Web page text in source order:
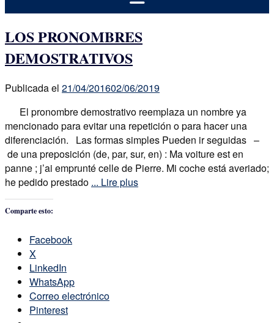
LOS PRONOMBRES
DEMOSTRATIVOS
Publicada el 21/04/201602/06/2019
El pronombre demostrativo reemplaza un nombre ya
mencionado para evitar una repetición o para hacer una
diferenciación. Las formas simples Pueden ir seguidas –
de una preposición (de, par, sur, en) : Ma voiture est en
panne ; j’ai emprunté celle de Pierre. Mi coche está averiado;
he pedido prestado ... Lire plus
Comparte esto:
Facebook
X
LinkedIn
WhatsApp
Correo electrónico
Pinterest